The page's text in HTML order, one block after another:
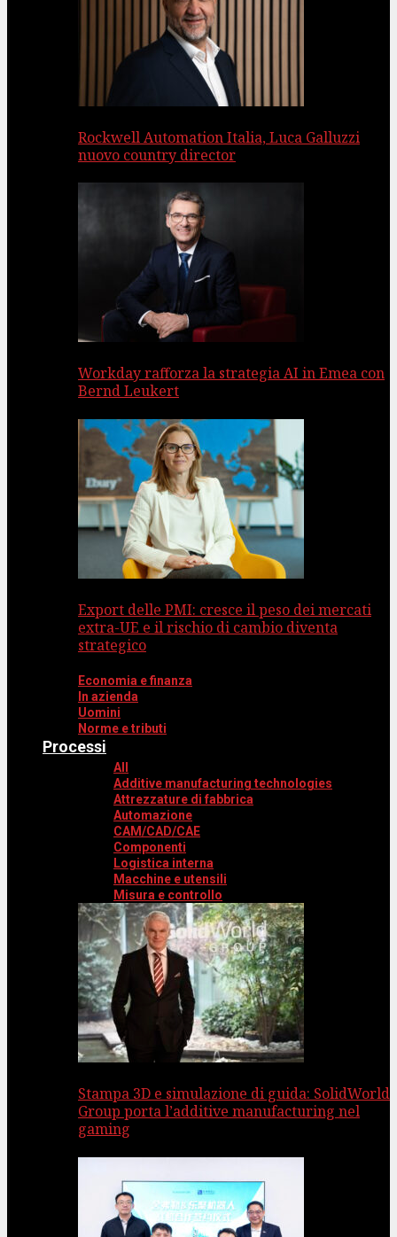
Rockwell Automation Italia, Luca Galluzzi
nuovo country director
Workday rafforza la strategia AI in Emea con
Bernd Leukert
Export delle PMI: cresce il peso dei mercati
extra-UE e il rischio di cambio diventa
strategico
Economia e finanza
In azienda
Uomini
Norme e tributi
Processi
All
Additive manufacturing technologies
Attrezzature di fabbrica
Automazione
CAM/CAD/CAE
Componenti
Logistica interna
Macchine e utensili
Misura e controllo
Stampa 3D e simulazione di guida: SolidWorld
Group porta l’additive manufacturing nel
gaming